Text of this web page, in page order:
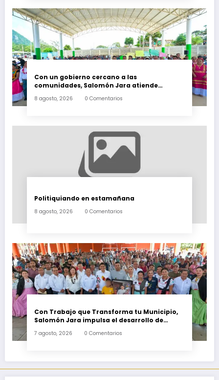
Con un gobierno cercano a las
comunidades, Salomón Jara atiende
Tenango
8 agosto, 2026 0 Comentarios
Politiquiando en estamañana
8 agosto, 2026 0 Comentarios
Con Trabajo que Transforma tu Municipio,
Salomón Jara impulsa el desarrollo de
7 agosto, 2026 0 Comentarios